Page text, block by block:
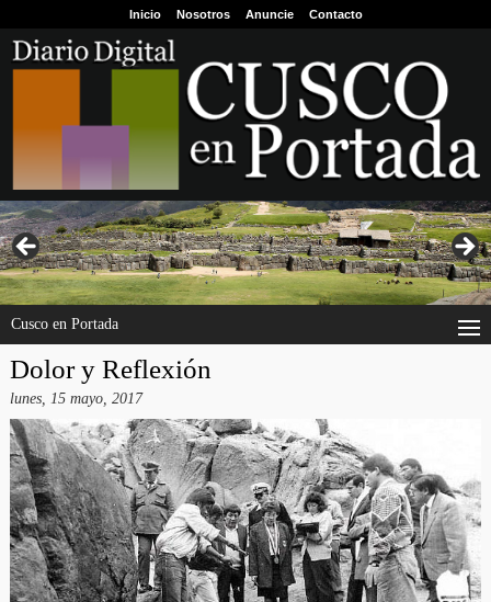
Inicio Nosotros Anuncie Contacto
Cusco en Portada
Dolor y Reflexión
lunes, 15 mayo, 2017